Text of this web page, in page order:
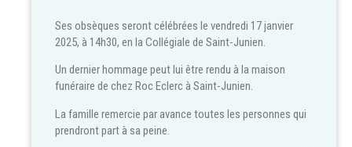
Ses obsèques seront célébrées le vendredi 17 janvier
2025, à 14h30, en la Collégiale de Saint-Junien.
Un dernier hommage peut lui être rendu à la maison
funéraire de chez Roc Eclerc à Saint-Junien.
La famille remercie par avance toutes les personnes qui
prendront part à sa peine.